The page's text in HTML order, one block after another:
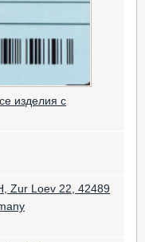
изделия с
Zur Loev 22, 42489